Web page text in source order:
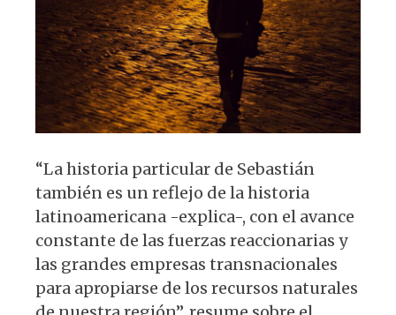
“La historia particular de Sebastián
también es un reflejo de la historia
latinoamericana -explica-, con el avance
constante de las fuerzas reaccionarias y
las grandes empresas transnacionales
para apropiarse de los recursos naturales